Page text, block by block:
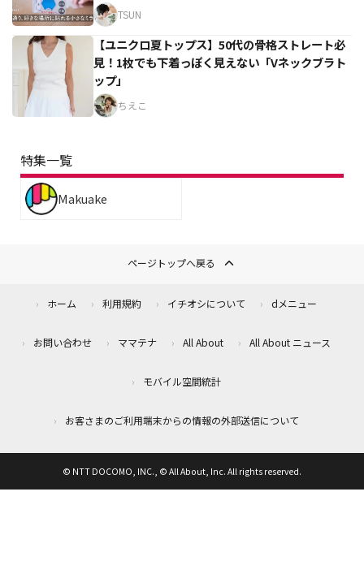
TSUN
【ユニクロ夏トップス】50代の骨格ストレート必
見！1枚でも下着っぽく見えない「Vネックブラト
ップ」
ちえこ
特集一覧
Makuake
ページトップへ戻る
ホーム 利用規約 イチオシについて dメニュー
お問い合わせ ママテナ All About All About ニュース
モバイル空間統計
お客さまのご利用端末からの情報の外部送信について
© NTT DOCOMO, INC., © All About, Inc. All rights reserved.